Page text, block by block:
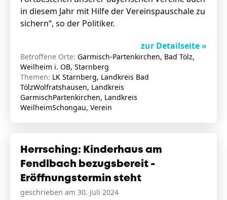
in diesem Jahr mit Hilfe der Vereinspauschale zu
sichern“, so der Politiker.
zur Detailseite »
Betroffene Orte: Garmisch-Partenkirchen, Bad Tölz,
Weilheim i. OB, Starnberg
Themen: LK Starnberg, Landkreis Bad
TölzWolfratshausen, Landkreis
GarmischPartenkirchen, Landkreis
WeilheimSchongau, Verein
Herrsching: Kinderhaus am
Fendlbach bezugsbereit -
Eröffnungstermin steht
geschrieben am 30. Juli 2024